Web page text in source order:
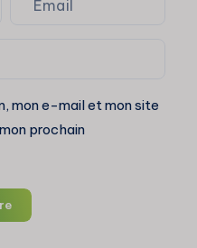
mon e-mail et mon site
prochain